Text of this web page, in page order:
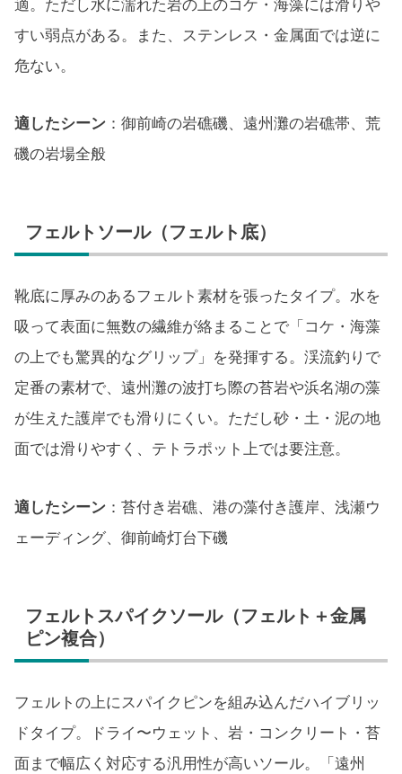
適。ただし水に濡れた岩の上のコケ・海藻には滑りや
すい弱点がある。また、ステンレス・金属面では逆に
危ない。
適したシーン ：御前崎の岩礁磯、遠州灘の岩礁帯、荒
磯の岩場全般
フェルトソール（フェルト底）
靴底に厚みのあるフェルト素材を張ったタイプ。水を
吸って表面に無数の繊維が絡まることで「コケ・海藻
の上でも驚異的なグリップ」を発揮する。渓流釣りで
定番の素材で、遠州灘の波打ち際の苔岩や浜名湖の藻
が生えた護岸でも滑りにくい。ただし砂・土・泥の地
面では滑りやすく、テトラポット上では要注意。
適したシーン ：苔付き岩礁、港の藻付き護岸、浅瀬ウ
ェーディング、御前崎灯台下磯
フェルトスパイクソール（フェルト＋金属
ピン複合）
フェルトの上にスパイクピンを組み込んだハイブリッ
ドタイプ。ドライ〜ウェット、岩・コンクリート・苔
面まで幅広く対応する汎用性が高いソール。「遠州